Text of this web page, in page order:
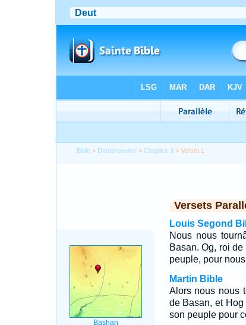
Bible > Deutéronome >Chapitre 3 > Verset 1
Versets
Louis Segond
Nous nous
Basan. Og, roi
peuple, pour
Martin Bible
Alors nous nous
de Basan, et
son peuple pour